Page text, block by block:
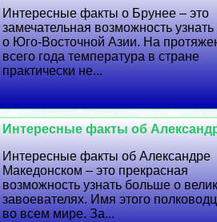
Интересные факты о Брунее – это
замечательная возможность
о Юго-Восточной Азии. На
всего года температура в стране
пpaктически не...
Интересные факты об
Интересные факты об Александре
Македонском – это прекрасная
возможность узнать больше о
завоевателях. Имя этого
во всем мире. За...